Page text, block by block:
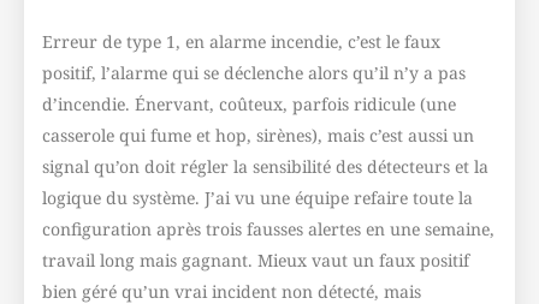
Erreur de type 1, en alarme incendie, c’est le faux
positif, l’alarme qui se déclenche alors qu’il n’y a pas
d’incendie. Énervant, coûteux, parfois ridicule (une
casserole qui fume et hop, sirènes), mais c’est aussi un
signal qu’on doit régler la sensibilité des détecteurs et la
logique du système. J’ai vu une équipe refaire toute la
configuration après trois fausses alertes en une semaine,
travail long mais gagnant. Mieux vaut un faux positif
bien géré qu’un vrai incident non détecté, mais